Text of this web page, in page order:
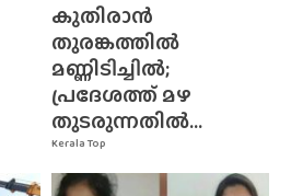
Kerala Top
കുതിരാൻ
തുരങ്കത്തിൽ
മണ്ണിടിച്ചിൽ;
പ്രദേശത്ത് മഴ
തുടരുന്നതിൽ...